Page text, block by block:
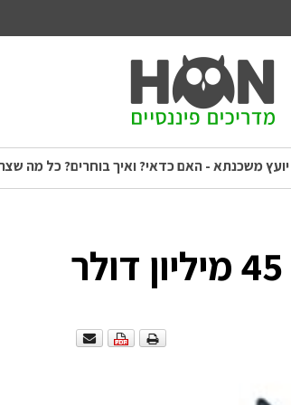
יועץ משכנתא - האם כדאי? ואיך בוחרים? כל מה